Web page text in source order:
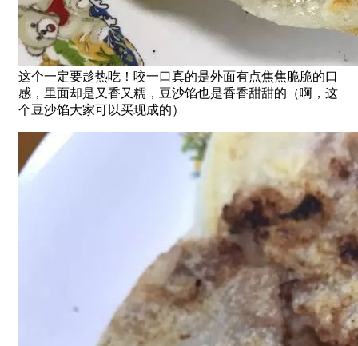
这个一定要趁热吃！咬一口真的是外面有点焦焦脆脆的口
感，里面却是又香又糯，豆沙馅也是香香甜甜的（啊，这
个豆沙馅大家可以买现成的）